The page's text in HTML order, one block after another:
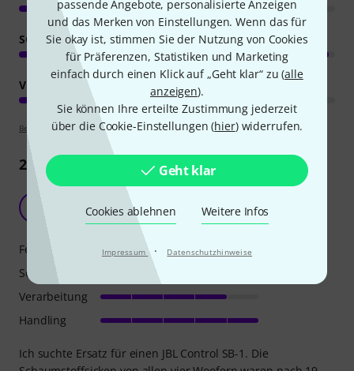
passende Angebote, personalisierte Anzeigen
und das Merken von Einstellungen. Wenn das für
Sie okay ist, stimmen Sie der Nutzung von Cookies
für Präferenzen, Statistiken und Marketing
einfach durch einen Klick auf „Geht klar“ zu (alle
anzeigen).
Sie können Ihre erteilte Zustimmung jederzeit
über die Cookie-Einstellungen (hier) widerrufen.
Geht klar
Cookies ablehnen Weitere Infos
Impressum · Datenschutzhinweise
SOUND
VERARBEITUNG
Bewertungsrichtlinien
26 Rezensionen
"Großer" Sub für kleines Geld
Peter956 26.05.2012
Ich suchte Ersatz für einen JBL Control SB-1. Die
Features
Sound
Verarbeitung
Handling